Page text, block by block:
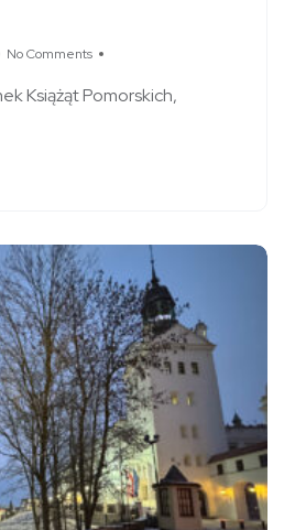
No Comments
Książąt Pomorskich